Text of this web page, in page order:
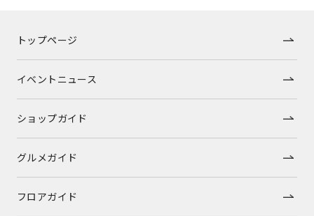
トップページ
イベントニュース
ショップガイド
グルメガイド
フロアガイド